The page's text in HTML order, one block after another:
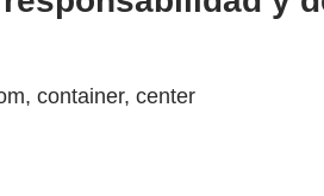
container, center